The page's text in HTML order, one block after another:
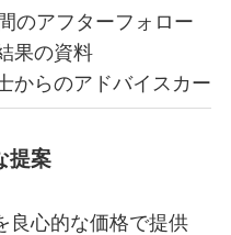
のアフターフォロー
果の資料
からのアドバイスカード
提案
良心的な価格で提供